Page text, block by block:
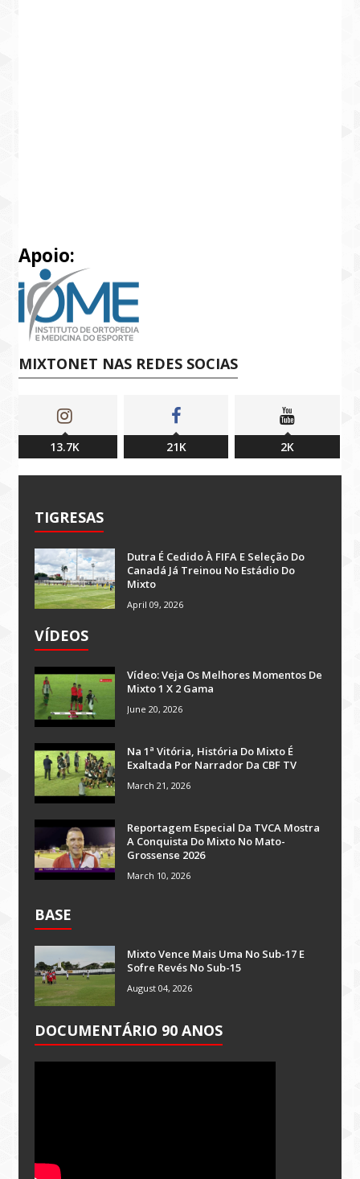
Apoio:
MIXTONET NAS REDES SOCIAS
13.7K 21K 2K
TIGRESAS
Dutra É Cedido À FIFA E Seleção Do
Canadá Já Treinou No Estádio Do
Mixto
April 09, 2026
VÍDEOS
Vídeo: Veja Os Melhores Momentos De
Mixto 1 X 2 Gama
June 20, 2026
Na 1ª Vitória, História Do Mixto É
Exaltada Por Narrador Da CBF TV
March 21, 2026
Reportagem Especial Da TVCA Mostra
A Conquista Do Mixto No Mato-
Grossense 2026
March 10, 2026
BASE
Mixto Vence Mais Uma No Sub-17 E
Sofre Revés No Sub-15
August 04, 2026
DOCUMENTÁRIO 90 ANOS